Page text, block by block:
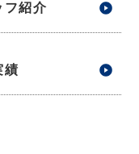
フ紹介
績